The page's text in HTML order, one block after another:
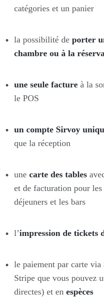
catégories et un panier
la possibilité de porter
chambre ou à la
une seule factureà la
le POS
un compte Sirvoy
que la réception
une carte des tables
et de facturation pour
déjeuners et les bars
l’impression de tickets
le paiement par carte via
Stripe que vous pouvez
directes) et en espèces